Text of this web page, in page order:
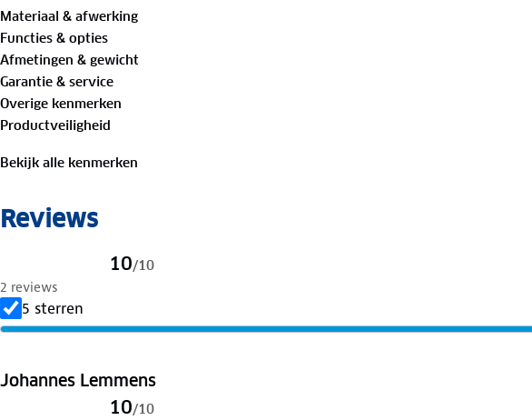
Materiaal & afwerking
Functies & opties
Afmetingen & gewicht
Garantie & service
Overige kenmerken
Productveiligheid
Bekijk alle kenmerken
Reviews
10/10
2 reviews
5 sterren
Johannes Lemmens
10/10